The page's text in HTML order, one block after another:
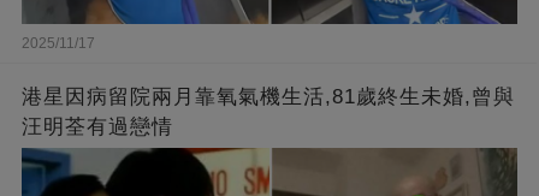
2025/11/17
港星因病留院兩月靠氧氣機生活,81歲終生未婚,曾與
汪明荃有過戀情